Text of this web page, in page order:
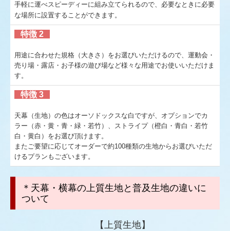
手軽に運べスピーディーに組み立てられるので、必要なときに必要
な場所に設置することができます。
特徴 2
用途に合わせた規格（大きさ）をお選びいただけるので、運動会・
売り場・露店・お子様の遊び場など様々な用途でお使いいただけま
す。
特徴 3
天幕（生地）の色はオーソドックスな白ですが、オプションでカ
ラー（赤・黄・青・緑・若竹）、ストライプ（橙白・青白・若竹
白・黄白）をお選び頂けます。
またご要望に応じてオーダーで約100種類の生地からお選びいただ
けるプランもございます。
＊天幕・横幕の上質生地と普及生地の違いに
ついて
【上質生地】